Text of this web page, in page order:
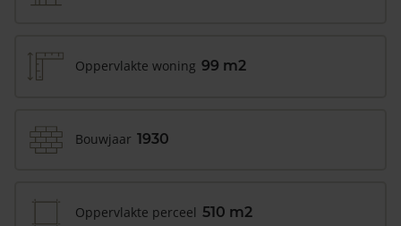
Oppervlakte woning 99 m2
Bouwjaar 1930
Oppervlakte perceel 510 m2